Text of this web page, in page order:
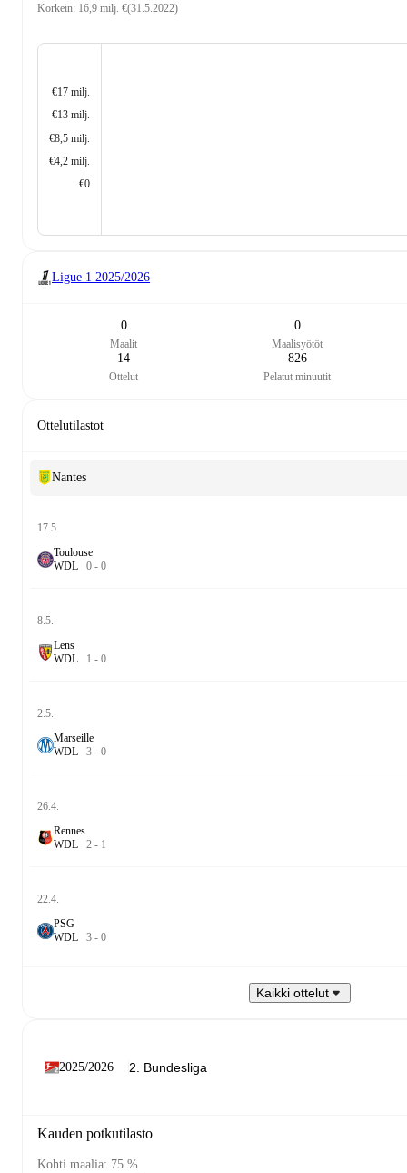
Korkein: 16,9 milj. €(31.5.2022)
€17 milj.
€13 milj.
€8,5 milj.
€4,2 milj.
€0
Ligue 1 2025/2026
0
Maalit
0
Maalisyötöt
14
Ottelut
826
Pelatut minuutit
Ottelutilastot
Nantes
17.5.
Toulouse
WDL 0 - 0
8.5.
Lens
WDL 1 - 0
2.5.
Marseille
WDL 3 - 0
26.4.
Rennes
WDL 2 - 1
22.4.
PSG
WDL 3 - 0
Kaikki ottelut
2025/2026
Kauden potkutilasto
Kohti maalia: 75 %